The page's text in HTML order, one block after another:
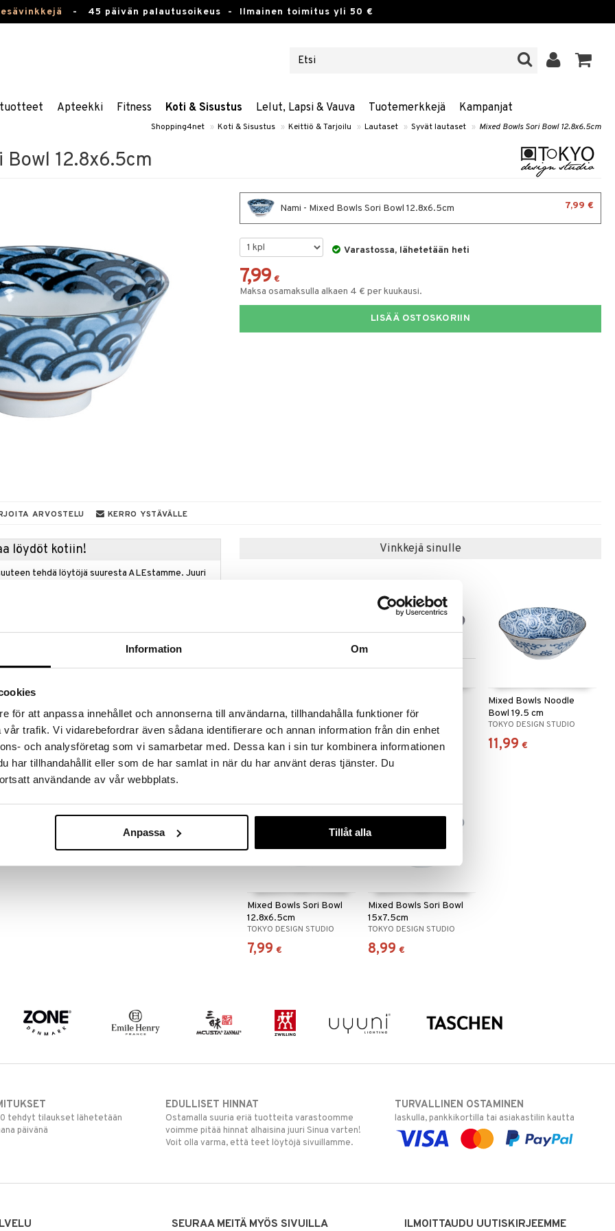
Information Om
för att anpassa innehållet och annonserna till användarna, tillhandahålla funktioner för
trafik. Vi vidarebefordrar även sådana identifierare och annan information från din enhet
och analysföretag som vi samarbetar med. Dessa kan i sin tur kombinera informationen
har tillhandahållit eller som de har samlat in när du har använt deras tjänster. Du
användande av vår webbplats.
Anpassa Tillåt alla
- 45 päivän palautusoikeus - Ilmainen toimitus yli 50 €
Apteekki Fitness Koti & Sisustus Lelut, Lapsi & Vauva Tuotemerkkejä Kampanjat
Shopping4net » Koti & Sisustus » Keittiö & Tarjoilu » Lautaset » Syvät lautaset » Mixed Bowls Sori Bowl 12.8x6.5cm
Bowl 12.8x6.5cm
Nami - Mixed Bowls Sori Bowl 12.8x6.5cm 7,99 €
Varastossa, lähetetään heti
7,99 €
Maksa osamaksulla alkaen 4 € per kuukausi.
LISÄÄ OSTOSKORIIN
ARVOSTELU KERRO YSTÄVÄLLE
löydöt kotiin!
tehdä löytöjä suuresta ALEstamme. Juuri
ale-löydöt »
Mixed Bowls. Kulhossa on eri sinikuvioita,
myös muiden Tokyo Design Studion
Kestää konepesun ja
6,5 cm
Vinkkejä sinulle
Saatavana useana
TOKYO DESIGN STUDIO
alk. 6,99 €
Saatavana useana
TOKYO DESIGN STUDIO
alk.8,99 €
Mixed Bowls Noodle
Bowl 19.5 cm
TOKYO DESIGN STUDIO
11,99 €
Mixed Bowls Sori Bowl
12.8x6.5cm
TOKYO DESIGN STUDIO
7,99 €
Mixed Bowls Sori Bowl
15x7.5cm
TOKYO DESIGN STUDIO
8,99 €
tehdyt tilaukset lähetetään
päivänä
EDULLISET HINNAT
Ostamalla suuria eriä tuotteita varastoomme
voimme pitää hinnat alhaisina juuri Sinua varten!
Voit olla varma, että teet löytöjä sivuillamme.
TURVALLINEN OSTAMINEN
laskulla, pankkikortilla tai asiakastilin kautta
SEURAA MEITÄ MYÖS SIVUILLA ILMOITTAUDU UUTISKIRJEEMME